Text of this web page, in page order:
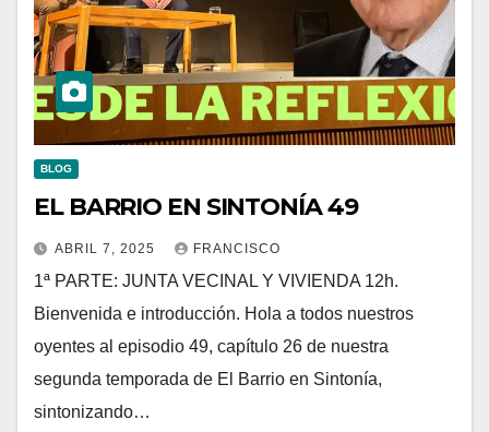
BLOG
EL BARRIO EN SINTONÍA 49
ABRIL 7, 2025 FRANCISCO
1ª PARTE: JUNTA VECINAL Y VIVIENDA 12h.
Bienvenida e introducción. Hola a todos nuestros
oyentes al episodio 49, capítulo 26 de nuestra
segunda temporada de El Barrio en Sintonía,
sintonizando…